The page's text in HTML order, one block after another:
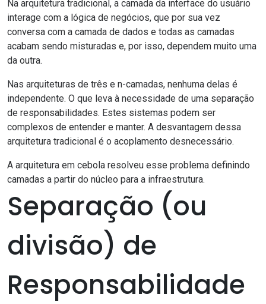
Na arquitetura tradicional, a camada da interface do usuário
interage com a lógica de negócios, que por sua vez
conversa com a camada de dados e todas as camadas
acabam sendo misturadas e, por isso, dependem muito uma
da outra.
Nas arquiteturas de três e n-camadas, nenhuma delas é
independente. O que leva à necessidade de uma separação
de responsabilidades. Estes sistemas podem ser
complexos de entender e manter. A desvantagem dessa
arquitetura tradicional é o acoplamento desnecessário.
A arquitetura em cebola resolveu esse problema definindo
camadas a partir do núcleo para a infraestrutura.
Separação (ou
divisão) de
Responsabilidade